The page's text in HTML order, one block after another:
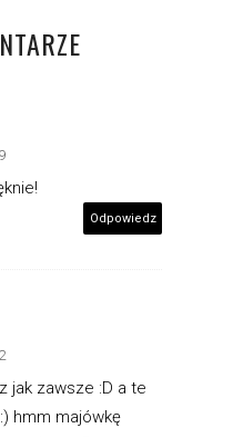
Odpowiedz
jak zawsze :D a te
hmm majówkę